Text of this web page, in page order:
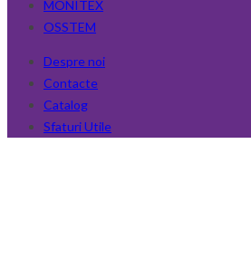
MONITEX
OSSTEM
Despre noi
Contacte
Catalog
Sfaturi Utile